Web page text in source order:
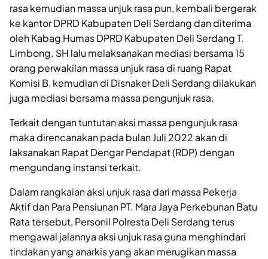
rasa kemudian massa unjuk rasa pun, kembali bergerak
ke kantor DPRD Kabupaten Deli Serdang dan diterima
oleh Kabag Humas DPRD Kabupaten Deli Serdang T.
Limbong. SH lalu melaksanakan mediasi bersama 15
orang perwakilan massa unjuk rasa di ruang Rapat
Komisi B, kemudian di Disnaker Deli Serdang dilakukan
juga mediasi bersama massa pengunjuk rasa.
Terkait dengan tuntutan aksi massa pengunjuk rasa
maka direncanakan pada bulan Juli 2022 akan di
laksanakan Rapat Dengar Pendapat (RDP) dengan
mengundang instansi terkait.
Dalam rangkaian aksi unjuk rasa dari massa Pekerja
Aktif dan Para Pensiunan PT. Mara Jaya Perkebunan Batu
Rata tersebut, Personil Polresta Deli Serdang terus
mengawal jalannya aksi unjuk rasa guna menghindari
tindakan yang anarkis yang akan merugikan massa